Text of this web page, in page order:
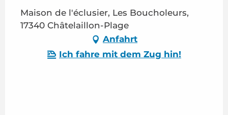
Maison de l'éclusier, Les Boucholeurs,
17340 Châtelaillon-Plage
Anfahrt
Ich fahre mit dem Zug hin!